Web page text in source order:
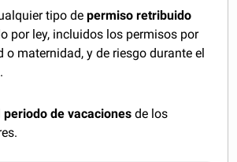
tipo depermiso retribuido
por ley, incluidos los permisos por
o maternidad, y de riesgo durante el
periodo de vacaciones de los